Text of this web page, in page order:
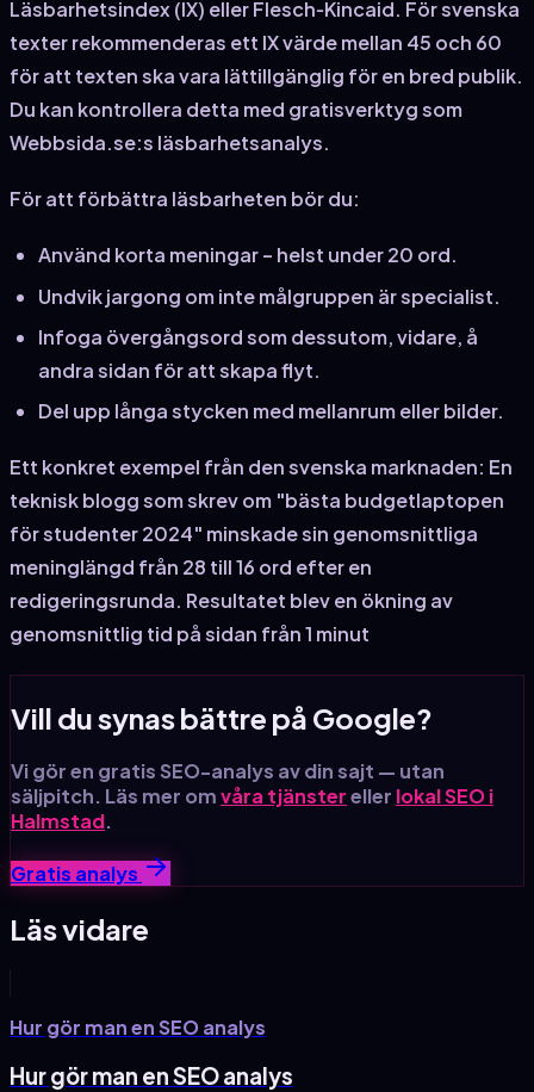
Läsbarhetsindex (IX) eller Flesch‑Kincaid. För svenska
texter rekommenderas ett IX värde mellan 45 och 60
för att texten ska vara lättillgänglig för en bred publik.
Du kan kontrollera detta med gratisverktyg som
Webbsida.se:s läsbarhetsanalys.
För att förbättra läsbarheten bör du:
Använd korta meningar – helst under 20 ord.
Undvik jargong om inte målgruppen är specialist.
Infoga övergångsord som dessutom, vidare, å
andra sidan för att skapa flyt.
Del upp långa stycken med mellanrum eller bilder.
Ett konkret exempel från den svenska marknaden: En
teknisk blogg som skrev om "bästa budgetlaptopen
för studenter 2024" minskade sin genomsnittliga
meninglängd från 28 till 16 ord efter en
redigeringsrunda. Resultatet blev en ökning av
genomsnittlig tid på sidan från 1 minut
Vill du synas bättre på Google?
Vi gör en gratis SEO-analys av din sajt — utan
säljpitch. Läs mer omvåra tjänstereller lokal SEO i
Halmstad.
Gratis analys
Läs vidare
Hur gör man en SEO analys
Hur gör man en SEO analys